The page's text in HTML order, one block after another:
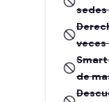
sedes
veces
Smart
de